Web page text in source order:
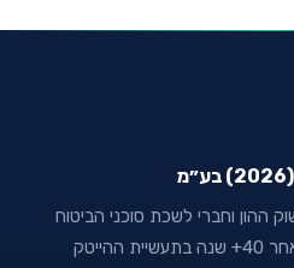
ההון וחברי לשכת סוכני הביטוח
בישראל. נוסדה ע״י זאב יופה לאחר 40+ שנה בתעשיית ההייטק